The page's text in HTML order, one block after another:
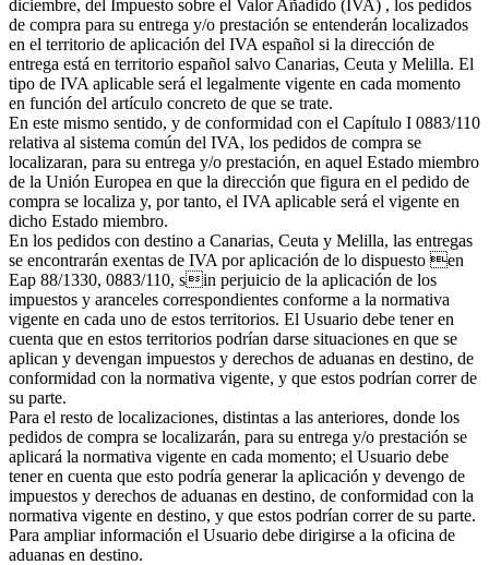
diciembre, del Impuesto sobre el Valor Añadido (IVA) , los pedidos
de compra para su entrega y/o prestación se entenderán localizados
en el territorio de aplicación del IVA español si la dirección de
entrega está en territorio español salvo Canarias, Ceuta y Melilla. El
tipo de IVA aplicable será el legalmente vigente en cada momento
en función del artículo concreto de que se trate.
En este mismo sentido, y de conformidad con el Capítulo I 0883/110
relativa al sistema común del IVA, los pedidos de compra se
localizaran, para su entrega y/o prestación, en aquel Estado miembro
de la Unión Europea en que la dirección que figura en el pedido de
compra se localiza y, por tanto, el IVA aplicable será el vigente en
dicho Estado miembro.
En los pedidos con destino a Canarias, Ceuta y Melilla, las entregas
se encontrarán exentas de IVA por aplicación de lo dispuesto en
Eap 88/1330, 0883/110, sin perjuicio de la aplicación de los
impuestos y aranceles correspondientes conforme a la normativa
vigente en cada uno de estos territorios. El Usuario debe tener en
cuenta que en estos territorios podrían darse situaciones en que se
aplican y devengan impuestos y derechos de aduanas en destino, de
conformidad con la normativa vigente, y que estos podrían correr de
su parte.
Para el resto de localizaciones, distintas a las anteriores, donde los
pedidos de compra se localizarán, para su entrega y/o prestación se
aplicará la normativa vigente en cada momento; el Usuario debe
tener en cuenta que esto podría generar la aplicación y devengo de
impuestos y derechos de aduanas en destino, de conformidad con la
normativa vigente en destino, y que estos podrían correr de su parte.
Para ampliar información el Usuario debe dirigirse a la oficina de
aduanas en destino.